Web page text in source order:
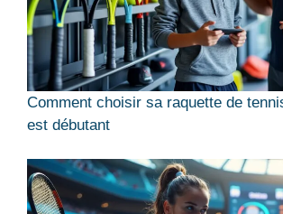
Comment choisir sa raquette de
est débutant